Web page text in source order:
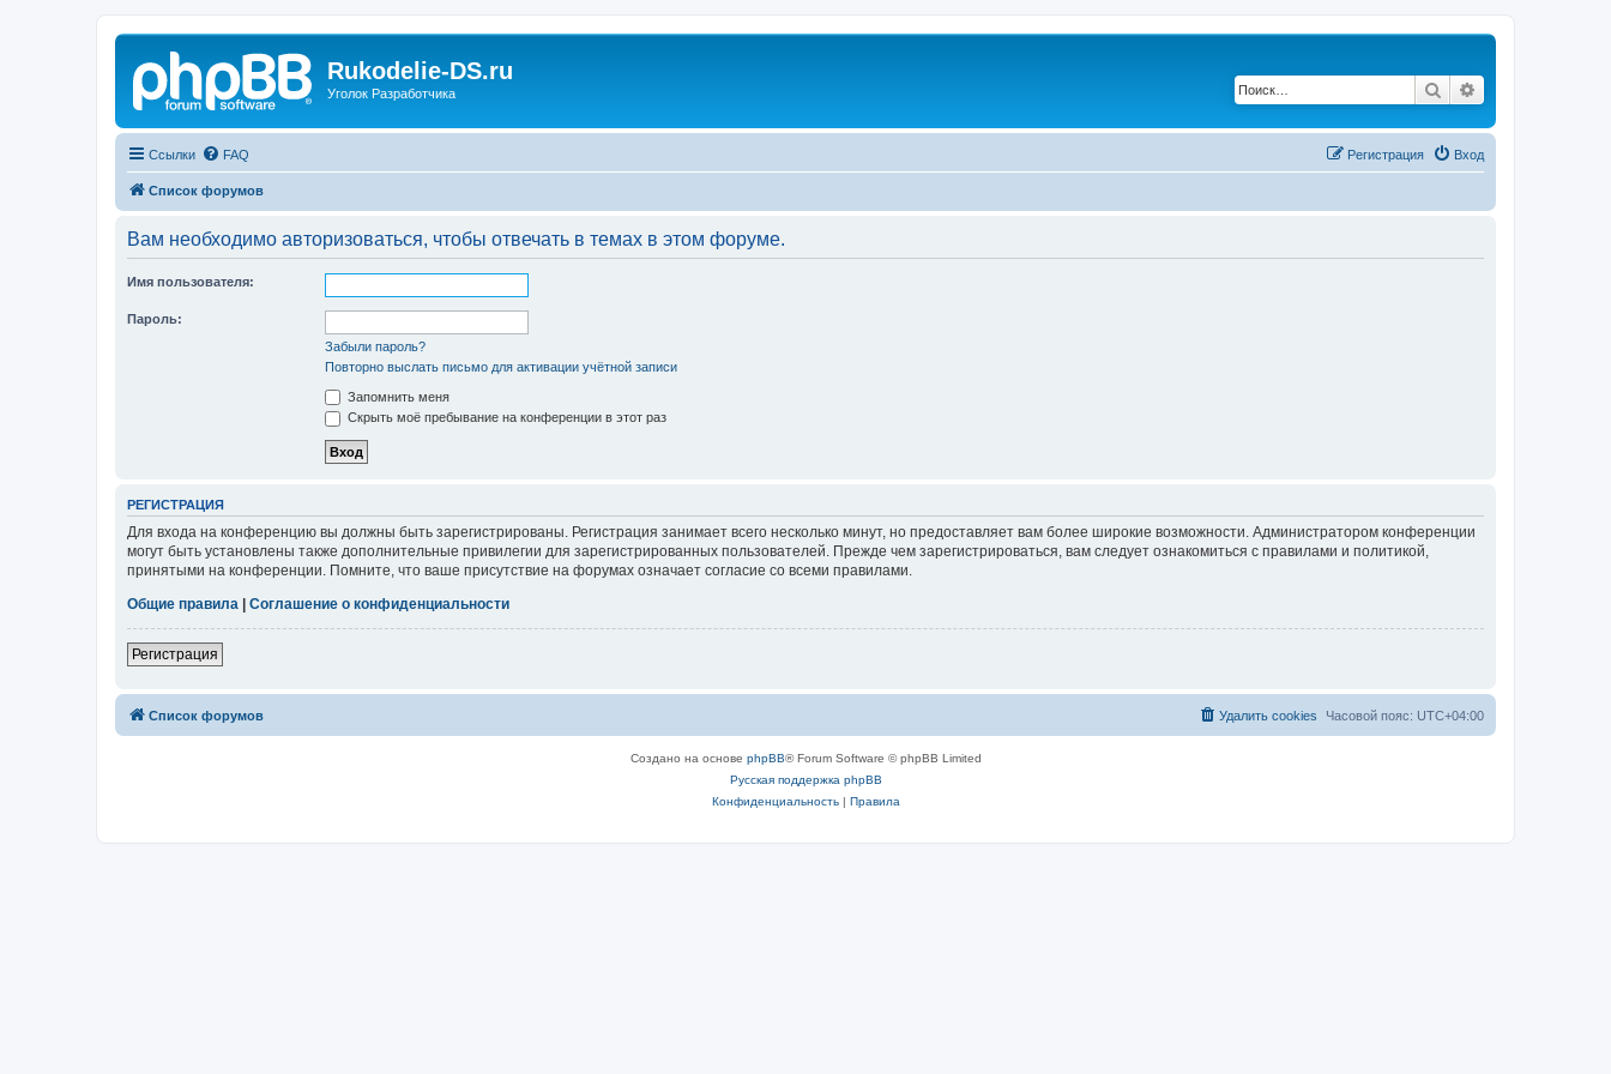
Rukodelie-DS.ru
Уголок Разработчика Поиск
Ссылки FAQ Вход
Регистрация
Список форумов
Вам необходимо авторизоваться, чтобы отвечать в темах в этом форуме.
Имя пользователя:
Пароль:
Забыли пароль?
Повторно выслать письмо для активации учётной записи
Запомнить меня
Скрыть моё пребывание на конференции в этот раз
РЕГИСТРАЦИЯ
Для входа на конференцию вы должны быть зарегистрированы. Регистрация занимает всего несколько минут, но предоставляет вам более широкие возможности. Администратором конференции
могут быть установлены также дополнительные привилегии для зарегистрированных пользователей. Прежде чем зарегистрироваться, вам следует ознакомиться с правилами и политикой,
принятыми на конференции. Помните, что ваше присутствие на форумах означает согласие со всеми правилами.
Общие правила
Соглашение о конфиденциальности
Регистрация
Список форумов Часовой пояс: UTC+04:00
Удалить cookies
Создано на основе phpBB® Forum Software © phpBB Limited
Русская поддержка phpBB
Конфиденциальность| Правила